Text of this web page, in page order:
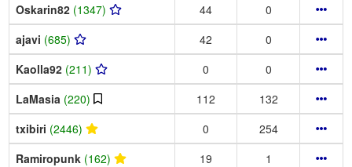
Oskarin82 (1347) 44
0
ajavi (685) 42
0
Kaolla92 (211) 0
0
LaMasia (220) 112
132
txibiri (2446) 0
254
Ramiropunk (162) 19
1